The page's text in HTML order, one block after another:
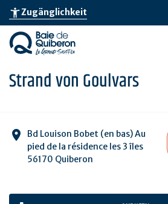
Skip
main
content
accessibility_newZugänglichkeit
Strand von Goulvars
Bd Louison Bobet (en bas) Au
pied de la résidence les 3 îles
56170 Quiberon